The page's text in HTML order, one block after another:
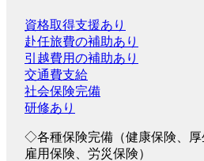
資格取得支援あり
赴任旅費の補助あり
引越費用の補助あり
交通費支給
社会保険完備
研修あり
◇各種保険完備（健康保険、厚
雇用保険、労災保険）